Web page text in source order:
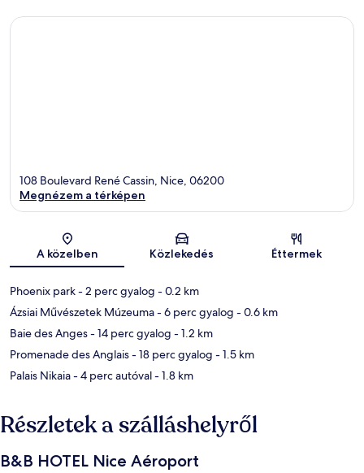
Térkép
108 Boulevard René Cassin, Nice, 06200
Megnézem a térképen
A közelben Közlekedés Éttermek
Phoenix park- 2 perc gyalog - 0.2 km
Ázsiai Művészetek Múzeuma- 6 perc gyalog - 0.6 km
Baie des Anges- 14 perc gyalog - 1.2 km
Promenade des Anglais- 18 perc gyalog - 1.5 km
Palais Nikaia- 4 perc autóval- 1.8 km
Részletek a szálláshelyről
B&B HOTEL Nice Aéroport